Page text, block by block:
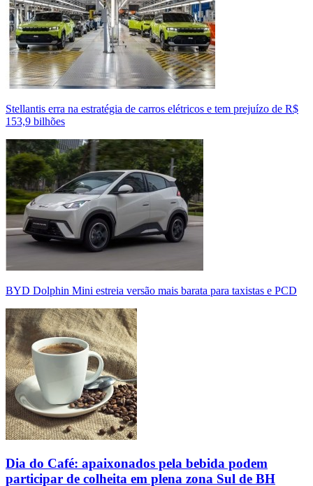
Stellantis erra na estratégia de carros elétricos e tem prejuízo de R$
153,9 bilhões
BYD Dolphin Mini estreia versão mais barata para taxistas e PCD
Dia do Café: apaixonados pela bebida podem
participar de colheita em plena zona Sul de BH